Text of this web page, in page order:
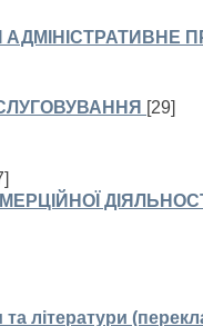
АДМІНІСТРАТИВНЕ
[29]
та літератури